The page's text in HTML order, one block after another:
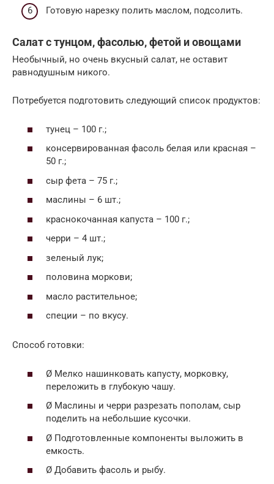
Готовую нарезку полить маслом, подсолить.
Салат с тунцом, фасолью, фетой и овощами
Необычный, но очень вкусный салат, не оставит
равнодушным никого.
Потребуется подготовить следующий список продуктов:
тунец – 100 г.;
консервированная фасоль белая или красная –
50 г.;
сыр фета – 75 г.;
маслины – 6 шт.;
краснокочанная капуста – 100 г.;
черри – 4 шт.;
зеленый лук;
половина моркови;
масло растительное;
специи – по вкусу.
Способ готовки:
Ø Мелко нашинковать капусту, морковку,
переложить в глубокую чашу.
Ø Маслины и черри разрезать пополам, сыр
поделить на небольшие кусочки.
Ø Подготовленные компоненты выложить в
емкость.
Ø Добавить фасоль и рыбу.